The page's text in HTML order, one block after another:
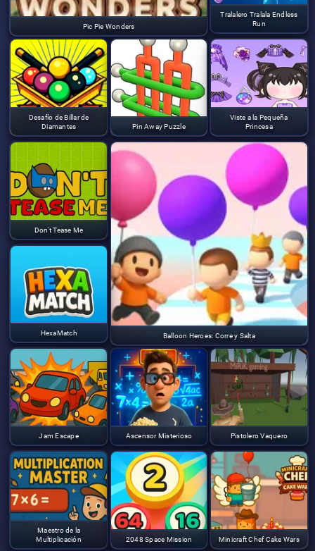
Pic Pie Wonders
Tralalero Tralala Endless
Run
Desafío de Billar de
Diamantes
Pin Away Puzzle
Viste a la Pequeña
Princesa
Don't Tease Me
Balloon Heroes: Corre y Salta
HexaMatch
Jam Escape Ascensor Misterioso Pistolero Vaquero
Maestro de la
Multiplicación
2048 Space Mission Minicraft Chef Cake Wars